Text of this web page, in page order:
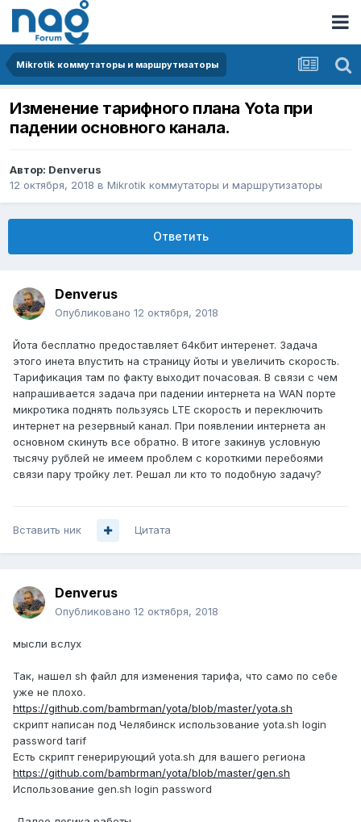
Mikrotik коммутаторы и маршрутизаторы
Изменение тарифного плана Yota при
падении основного канала.
Автор: Denverus
12 октября, 2018 в Mikrotik коммутаторы и маршрутизаторы
Ответить
Denverus
Опубликовано 12 октября, 2018
Йота бесплатно предоставляет 64кбит интеренет. Задача
этого инета впустить на страницу йоты и увеличить скорость.
Тарификация там по факту выходит почасовая. В связи с чем
напрашивается задача при падении интернета на WAN порте
микротика поднять пользуясь LTE скорость и переключить
интернет на резервный канал. При появлении интернета ан
основном скинуть все обратно. В итоге закинув условную
тысячу рублей не имеем проблем с короткими перебоями
связи пару тройку лет. Решал ли кто то подобную задачу?
Вставить ник Цитата
Denverus
Опубликовано 12 октября, 2018
мысли вслух
Так, нашел sh файл для изменения тарифа, что само по себе
уже не плохо.
https://github.com/bambrman/yota/blob/master/yota.sh
скрипт написан под Челябинск использование yota.sh login
password tarif
Есть скрипт генерирующий yota.sh для вашего региона
https://github.com/bambrman/yota/blob/master/gen.sh
Использование gen.sh login password